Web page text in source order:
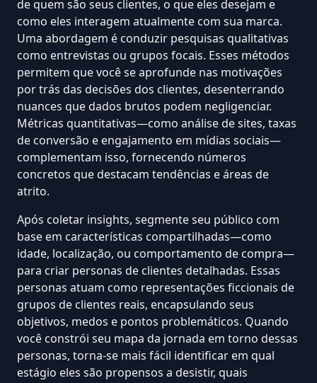
de quem são seus clientes, o que eles desejam e
como eles interagem atualmente com sua marca.
Uma abordagem é conduzir pesquisas qualitativas
como entrevistas ou grupos focais. Esses métodos
permitem que você se aprofunde nas motivações
por trás das decisões dos clientes, desenterrando
nuances que dados brutos podem negligenciar.
Métricas quantitativas—como análise de sites, taxas
de conversão e engajamento em mídias sociais—
complementam isso, fornecendo números
concretos que destacam tendências e áreas de
atrito.
Após coletar insights, segmente seu público com
base em características compartilhadas—como
idade, localização, ou comportamento de compra—
para criar personas de clientes detalhadas. Essas
personas atuam como representações ficcionais de
grupos de clientes reais, encapsulando seus
objetivos, medos e pontos problemáticos. Quando
você constrói seu mapa da jornada em torno dessas
personas, torna-se mais fácil identificar em qual
estágio eles são propensos a desistir, quais